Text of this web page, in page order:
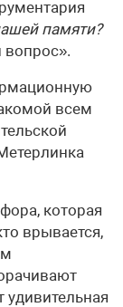
памяти?
вопрос».
всем
которая
врывается,